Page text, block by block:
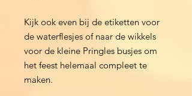
Kijk ook even bij de etiketten voor
de waterflesjes of naar de wikkels
voor de kleine Pringles busjes om
het feest helemaal compleet te
maken.